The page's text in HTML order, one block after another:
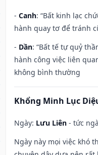
- Canh: “Bất kinh lạc
hành quay tơ để tránh
- Dần: “Bất tế tự quỷ
hành công việc liên
không bình thường
Khổng Minh Lục
Ngày: Lưu Liên - tức
Ngày này mọi việc khó